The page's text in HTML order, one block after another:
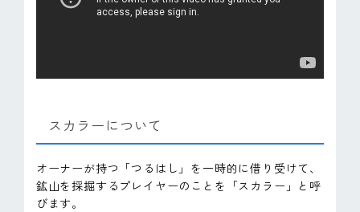
スカラーについて
オーナーが持つ「つるはし」を一時的に借り受けて、
鉱山を採掘するプレイヤーのことを「スカラー」と呼
びます。